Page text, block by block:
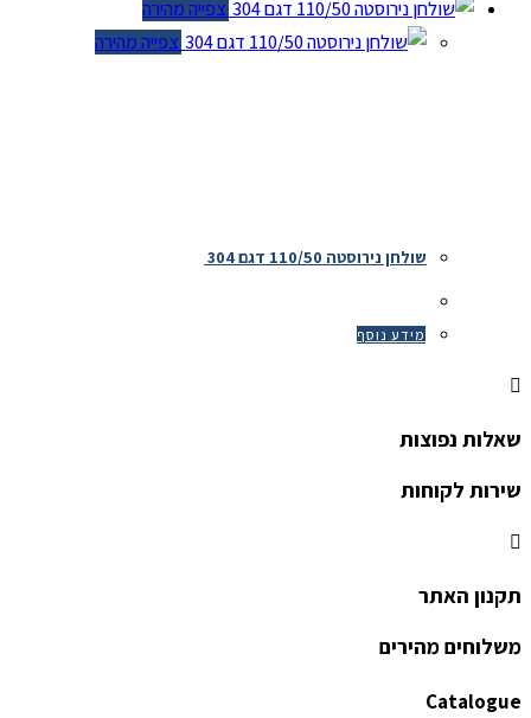
צפייה מהירה
צפייה מהירה
שולחן נירוסטה 110/50 דגם 304
מידע נוסף
שאלות נפוצות
שירות לקוחות
תקנון האתר
משלוחים מהירים
Catalogue